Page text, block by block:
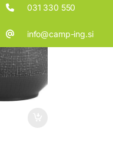
031 330 550
info@camp-ing.si